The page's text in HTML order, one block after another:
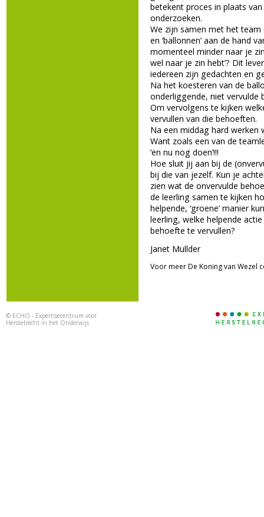
betekent proces in plaats
onderzoeken.
We zijn samen met het team
en ‘ballonnen’ aan de hand
momenteel minder naar je
wel naar je zin hebt’? Dit
iedereen zijn gedachten en
Na het koesteren van de
onderliggende, niet vervulde
Om vervolgens te kijken
vervullen van die behoeften.
Na een middag hard
Want zoals een van de
‘en nu nog doen’!!!
Hoe sluit jij aan bij de
bij die van jezelf. Kun je
zien wat de onvervulde
de leerling samen te kijken
helpende, ‘groene’ manier
leerling, welke helpende
behoefte te vervullen?
Janet Mullder
Voor meer De Koning van Wezel
© ECHO - Expertisecentrum voor
Herstelrecht in het Onderwijs